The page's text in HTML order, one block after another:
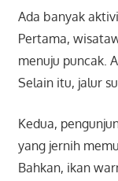
Ada banyak
Pertama,
menuju puncak.
Selain itu, jalur
Kedua,
yang jernih
Bahkan, ikan